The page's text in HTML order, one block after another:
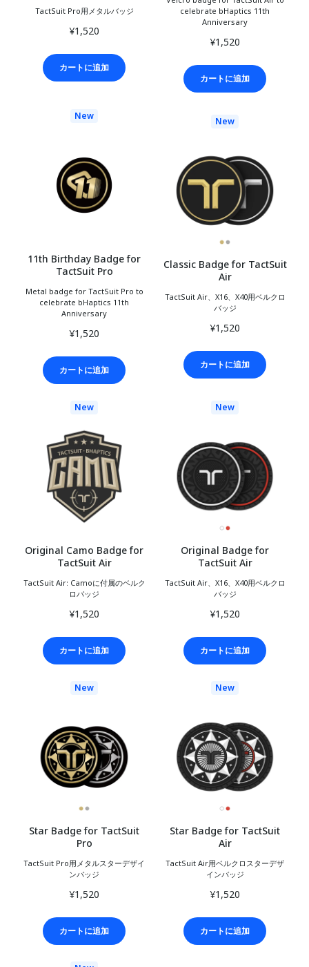
TactSuit Pro用メタルバッジ
¥1,520
カートに追加
celebrate bHaptics 11th
Anniversary
¥1,520
カートに追加
New
11th Birthday Badge for
TactSuit Pro
Metal badge for TactSuit Pro to
celebrate bHaptics 11th
Anniversary
¥1,520
カートに追加
New
Classic Badge for TactSuit
Air
TactSuit Air、X16、X40用ベルクロ
バッジ
¥1,520
カートに追加
New
Original Camo Badge for
TactSuit Air
TactSuit Air: Camoに付属のベルク
ロバッジ
¥1,520
カートに追加
New
Original Badge for
TactSuit Air
TactSuit Air、X16、X40用ベルクロ
バッジ
¥1,520
カートに追加
New
Star Badge for TactSuit
Pro
TactSuit Pro用メタルスターデザイ
ンバッジ
¥1,520
カートに追加
New
Star Badge for TactSuit
Air
TactSuit Air用ベルクロスターデザ
インバッジ
¥1,520
カートに追加